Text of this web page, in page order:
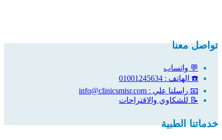
تواصل معنا
💬 واتساب
☎️ الهاتف : 01001245634
📧 راسلنا علي : info@clinicsmisr.com
📝 للشكاوي والاقتراحات
خدماتنا الطبية